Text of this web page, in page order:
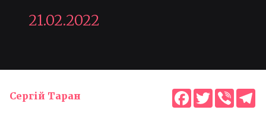
21.02.2022
Сергій Таран Facebook
TwitterViber